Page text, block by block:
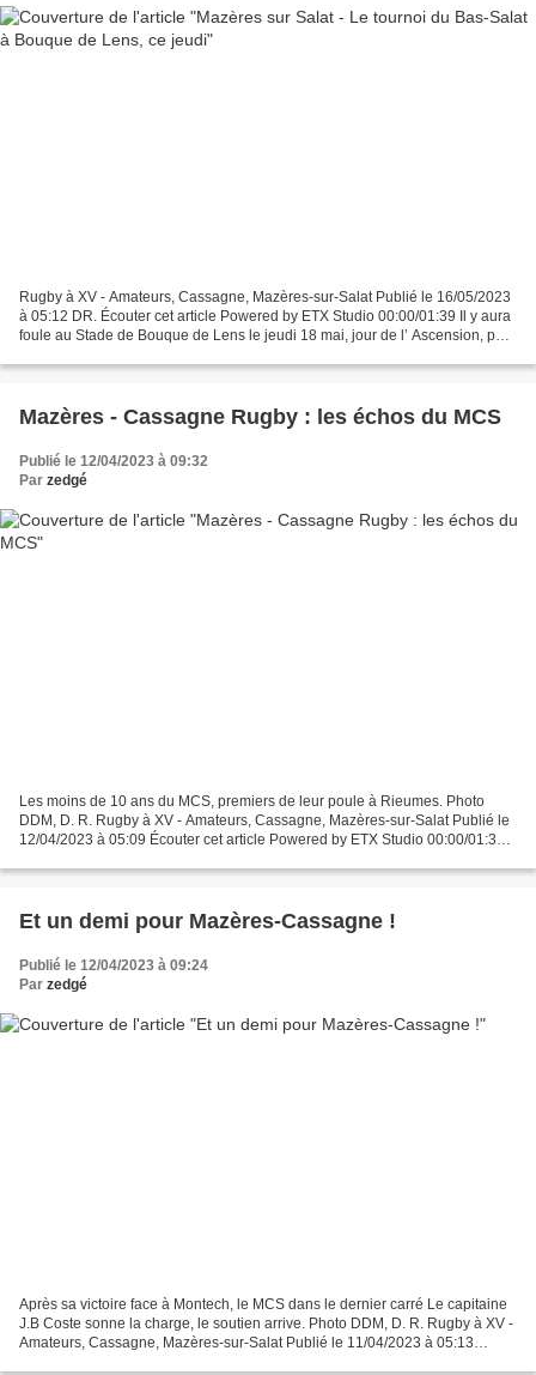
Rugby à XV - Amateurs, Cassagne, Mazères-sur-Salat Publié le 16/05/2023
à 05:12 DR. Écouter cet article Powered by ETX Studio 00:00/01:39 Il y aura
foule au Stade de Bouque de Lens le jeudi 18 mai, jour de l’ Ascension, pour
Mazères - Cassagne Rugby : les échos du MCS
Publié le 12/04/2023 à 09:32
Par zedgé
Les moins de 10 ans du MCS, premiers de leur poule à Rieumes. Photo
DDM, D. R. Rugby à XV - Amateurs, Cassagne, Mazères-sur-Salat Publié le
12/04/2023 à 05:09 Écouter cet article Powered by ETX Studio 00:00/01:39 .
Et un demi pour Mazères-Cassagne !
Publié le 12/04/2023 à 09:24
Par zedgé
Après sa victoire face à Montech, le MCS dans le dernier carré Le capitaine
J.B Coste sonne la charge, le soutien arrive. Photo DDM, D. R. Rugby à XV -
Amateurs, Cassagne, Mazères-sur-Salat Publié le 11/04/2023 à 05:13